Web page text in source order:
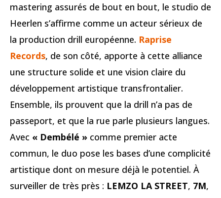
mastering assurés de bout en bout, le studio de
Heerlen s’affirme comme un acteur sérieux de
la production drill européenne. Raprise
Records, de son côté, apporte à cette alliance
une structure solide et une vision claire du
développement artistique transfrontalier.
Ensemble, ils prouvent que la drill n’a pas de
passeport, et que la rue parle plusieurs langues.
Avec « Dembélé » comme premier acte
commun, le duo pose les bases d’une complicité
artistique dont on mesure déjà le potentiel. À
surveiller de très près : LEMZO LA STREET, 7M,